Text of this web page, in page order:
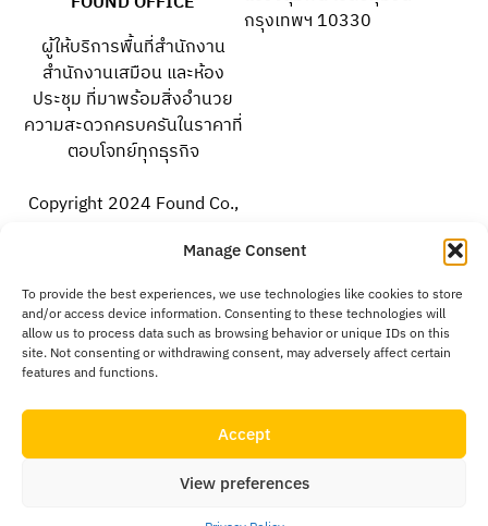
Manage Consent
To provide the best experiences, we use technologies like cookies to store
and/or access device information. Consenting to these technologies will
allow us to process data such as browsing behavior or unique IDs on this
site. Not consenting or withdrawing consent, may adversely affect certain
features and functions.
Accept
View preferences
ผู้ให้บริการพื้นที่สำนักงาน
สำนักงานเสมือน และห้อง
ประชุม ที่มาพร้อมสิ่งอำนวย
ความสะดวกครบครันในราคาที่
ตอบโจทย์ทุกธุรกิจ
Copyright 2024 Found Co.,
กรุงเทพฯ 10330
facebook.com/foundoffice
instagram.com/foundoffice
094-159-5146